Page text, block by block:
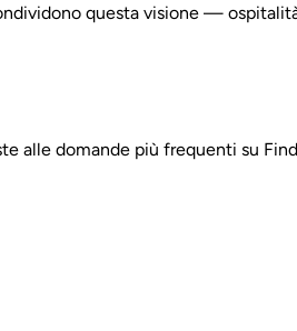
questa visione —
alle domande più frequenti su